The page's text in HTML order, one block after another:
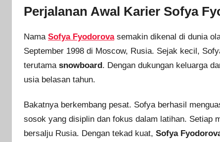
Perjalanan Awal Karier Sofya
Nama Sofya Fyodorovasemakin dikenal di dunia
September 1998 di Moscow, Rusia. Sejak kecil,
terutama snowboard . Dengan dukungan keluarga
usia belasan tahun.
Bakatnya berkembang pesat. Sofya berhasil
sosok yang disiplin dan fokus dalam latihan. Setiap
bersalju Rusia. Dengan tekad kuat, Sofya